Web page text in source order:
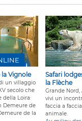
Vignole
un villaggio
secolo che
della Loira:
Demeure de
de la
Safari
la Flèche
Grande Nord,
vivi un
faccia a
animale.